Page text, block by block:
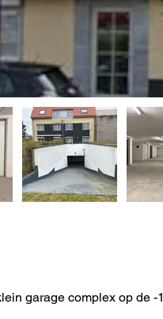
garage complex op de -1